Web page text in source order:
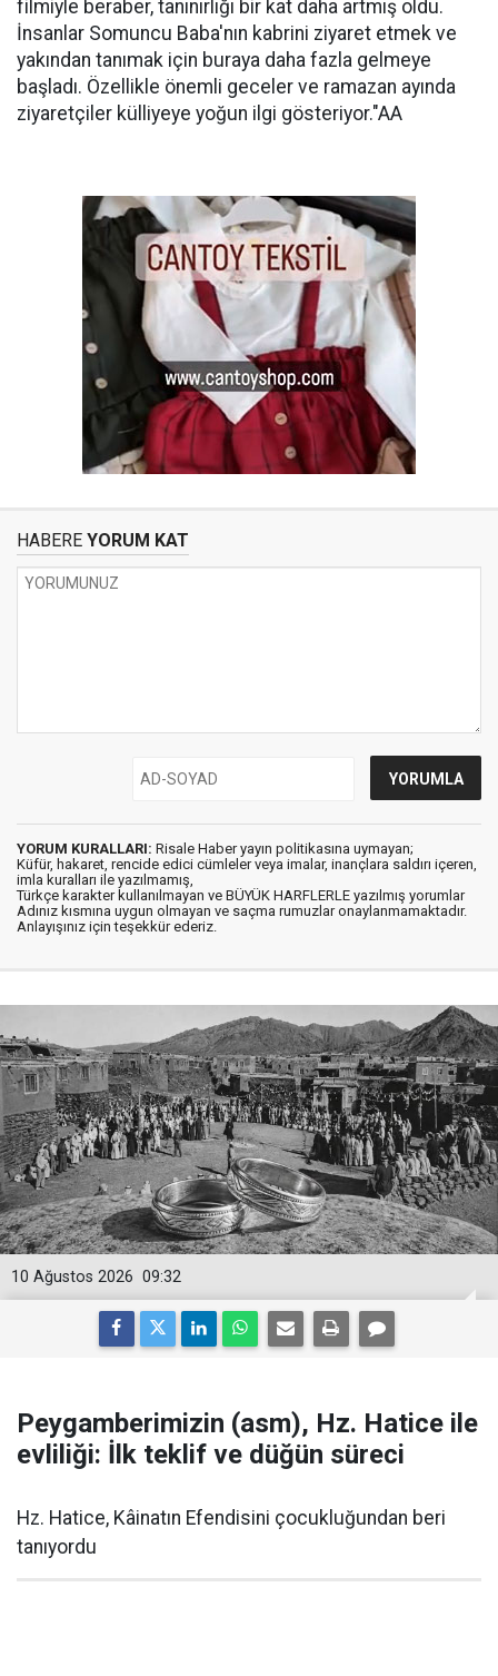
filmiyle beraber, tanınırlığı bir kat daha artmış oldu.
İnsanlar Somuncu Baba'nın kabrini ziyaret etmek ve
yakından tanımak için buraya daha fazla gelmeye
başladı. Özellikle önemli geceler ve ramazan ayında
ziyaretçiler külliyeye yoğun ilgi gösteriyor."AA
HABERE YORUM KAT
YORUM KURALLARI: Risale Haber yayın politikasına uymayan;
Küfür, hakaret, rencide edici cümleler veya imalar, inançlara saldırı içeren,
imla kuralları ile yazılmamış,
Türkçe karakter kullanılmayan ve BÜYÜK HARFLERLE yazılmış yorumlar
Adınız kısmına uygun olmayan ve saçma rumuzlar onaylanmamaktadır.
Anlayışınız için teşekkür ederiz.
09:32
10 Ağustos 2026
Peygamberimizin (asm), Hz. Hatice ile
evliliği: İlk teklif ve düğün süreci
Hz. Hatice, Kâinatın Efendisini çocukluğundan beri
tanıyordu